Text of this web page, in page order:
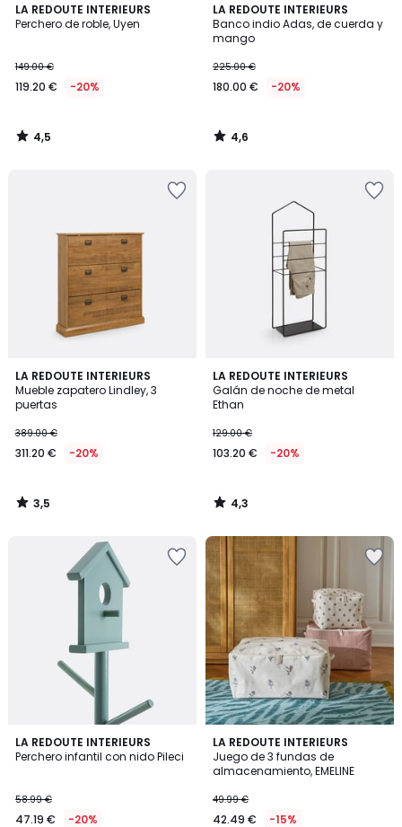
LA REDOUTE INTERIEURS
Perchero de roble, Uyen
149.00 €
119.20 € -20%
4,5
/ 5
4,5
/
LA REDOUTE INTERIEURS
Banco indio Adas, de cuerda y
mango
225.00 €
180.00 € -20%
4,6
/ 5
4,6
/
LA REDOUTE INTERIEURS
Mueble zapatero Lindley, 3
puertas
389.00 €
311.20 € -20%
3,5
/ 5
3,5
/
LA REDOUTE INTERIEURS
Galán de noche de metal
Ethan
129.00 €
103.20 € -20%
4,3
/ 5
4,3
/
LA REDOUTE INTERIEURS
Perchero infantil con nido Pileci
58.99 €
47.19 € -20%
4,4
/ 5
LA REDOUTE INTERIEURS
Juego de 3 fundas de
almacenamiento, EMELINE
49.99 €
42.49 € -15%